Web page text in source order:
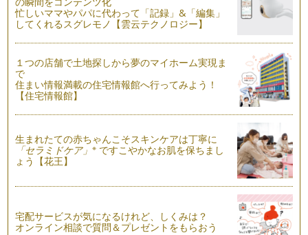
る時期には、長時間の移動においてず…
エスカレーターどっちに乗る？
生活におけるマナーは、場所、習慣が違うと大きく異なるもの
ですね。 大阪でのエスカレ…
喜ばれる手土産
先日引っ越しをした友人が遊びに来てくれました。友人がお土
産として用意してくれたの…
機内「なるほどマナー 手荷物編」
先日のニュースで記憶に新しい、アシアナ航空の着陸時の航空
もうすぐ夏休みですね。お子様と一緒に飛行機にのっておでか
けをするご予定の方もいらっしゃるの…
忙しいママやパパに代わって「記録」&「編集」
してくれるスグレモノ【雲云テクノロジー】
１つの店舗で土地探しから夢のマイホーム実現ま
で
住まい情報満載の住宅情報館へ行ってみよう！
【住宅情報館】
生まれたての赤ちゃんこそスキンケアは丁寧に
「セラミドケア」※ ですこやかなお肌を保ちまし
ょう【花王】
宅配サービスが気になるけれど、しくみは？
オンライン相談で質問＆プレゼントをもらおう